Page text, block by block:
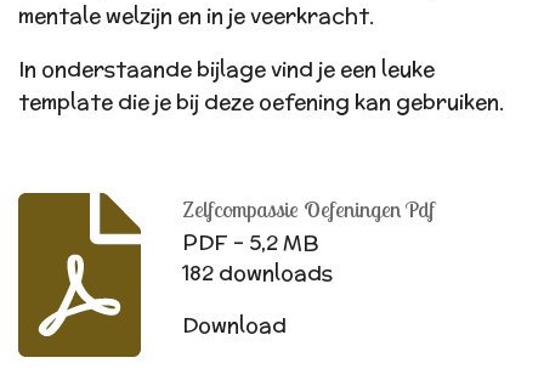
mentale welzijn en in je veerkracht.
In onderstaande bijlage vind je een leuke
template die je bij deze oefening kan gebruiken.
Zelfcompassie Oefeningen Pdf
PDF – 5,2 MB
182 downloads
Download